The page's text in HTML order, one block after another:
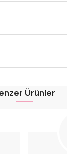
Ürünler
Kapüşonlu